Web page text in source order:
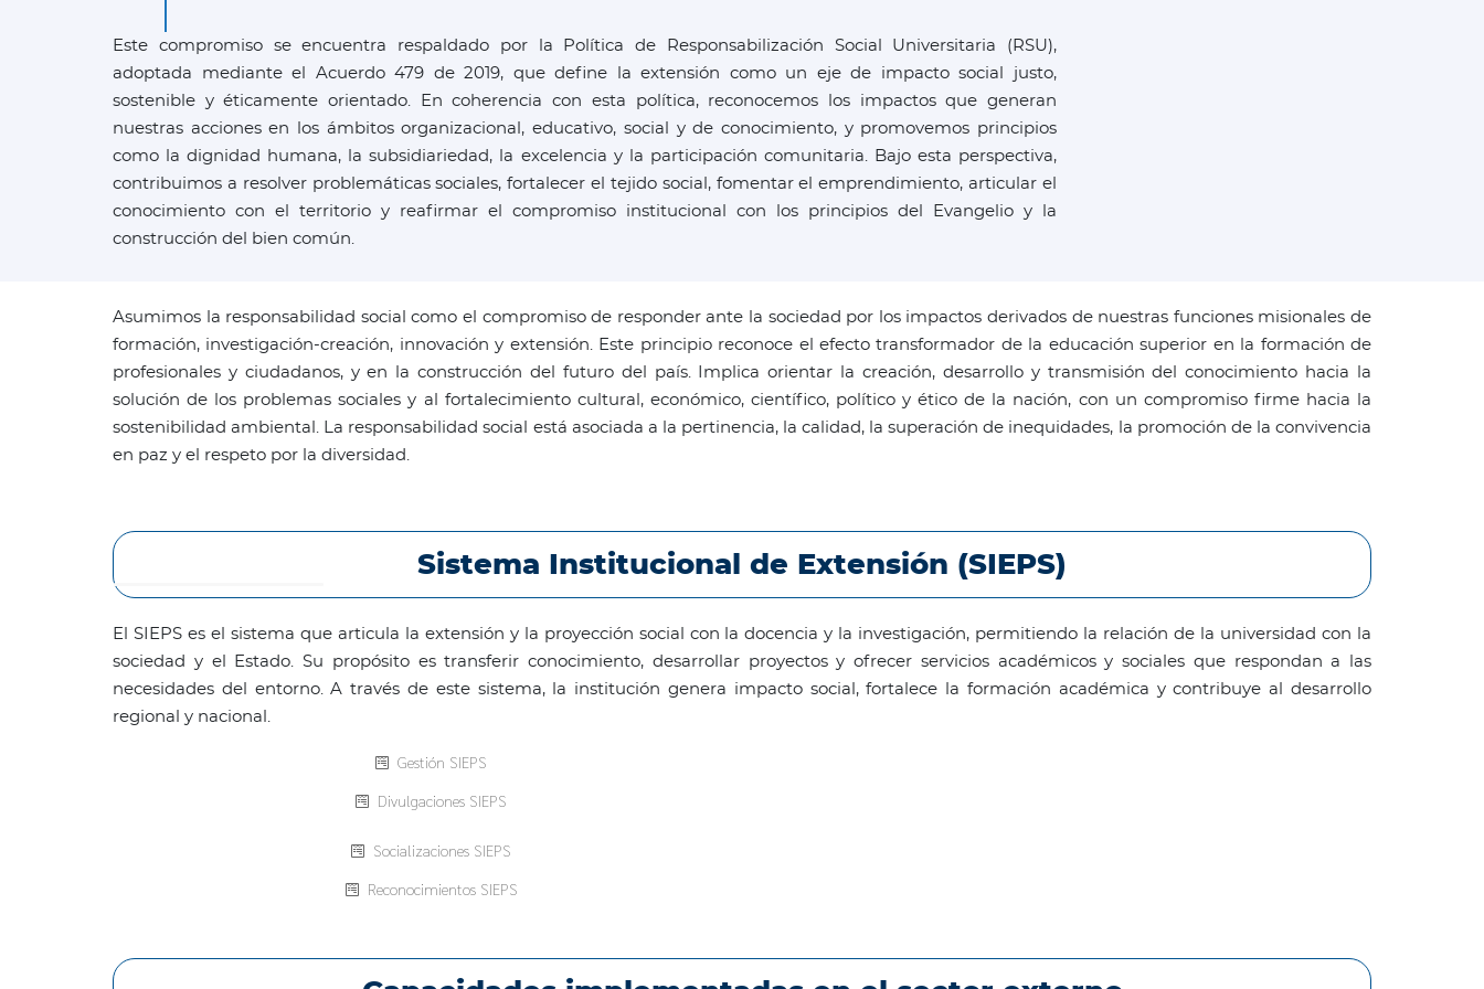
Este compromiso se encuentra respaldado por la Política de Responsabilización Social Universitaria (RSU),
adoptada mediante el Acuerdo 479 de 2019, que define la extensión como un eje de impacto social justo,
sostenible y éticamente orientado. En coherencia con esta política, reconocemos los impactos que generan
nuestras acciones en los ámbitos organizacional, educativo, social y de conocimiento, y promovemos principios
como la dignidad humana, la subsidiariedad, la excelencia y la participación comunitaria. Bajo esta perspectiva,
contribuimos a resolver problemáticas sociales, fortalecer el tejido social, fomentar el emprendimiento, articular el
conocimiento con el territorio y reafirmar el compromiso institucional con los principios del Evangelio y la
construcción del bien común.
Asumimos la responsabilidad social como el compromiso de responder ante la sociedad por los impactos derivados de nuestras funciones misionales de
formación, investigación-creación, innovación y extensión. Este principio reconoce el efecto transformador de la educación superior en la formación de
profesionales y ciudadanos, y en la construcción del futuro del país. Implica orientar la creación, desarrollo y transmisión del conocimiento hacia la
solución de los problemas sociales y al fortalecimiento cultural, económico, científico, político y ético de la nación, con un compromiso firme hacia la
sostenibilidad ambiental. La responsabilidad social está asociada a la pertinencia, la calidad, la superación de inequidades, la promoción de la convivencia
en paz y el respeto por la diversidad.
Sistema Institucional de Extensión (SIEPS)
El SIEPS es el sistema que articula la extensión y la proyección social con la docencia y la investigación, permitiendo la relación de la universidad con la
sociedad y el Estado. Su propósito es transferir conocimiento, desarrollar proyectos y ofrecer servicios académicos y sociales que respondan a las
necesidades del entorno. A través de este sistema, la institución genera impacto social, fortalece la formación académica y contribuye al desarrollo
regional y nacional.
Gestión SIEPS
Divulgaciones SIEPS
Socializaciones SIEPS
Reconocimientos SIEPS